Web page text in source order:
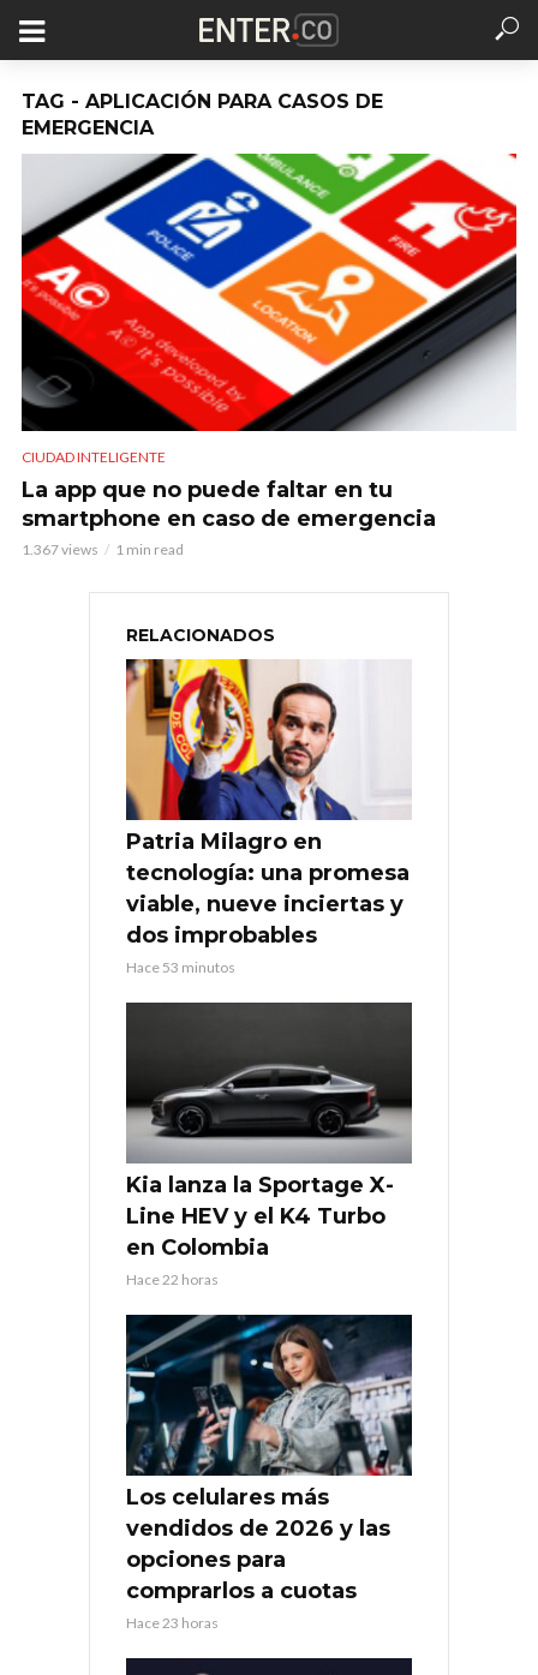
TAG - APLICACIÓN PARA CASOS DE
EMERGENCIA
CIUDAD INTELIGENTE
La app que no puede faltar en tu
smartphone en caso de emergencia
1.367 views 1 min read
RELACIONADOS
Patria Milagro en
tecnología: una promesa
viable, nueve inciertas y
dos improbables
Hace 53 minutos
Kia lanza la Sportage X-
Line HEV y el K4 Turbo
en Colombia
Hace 22 horas
Los celulares más
vendidos de 2026 y las
opciones para
comprarlos a cuotas
Hace 23 horas